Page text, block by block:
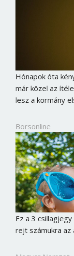
Hónapok óta
már közel az
lesz a kormány
Borsonline
Ez a 3
rejt számukra az